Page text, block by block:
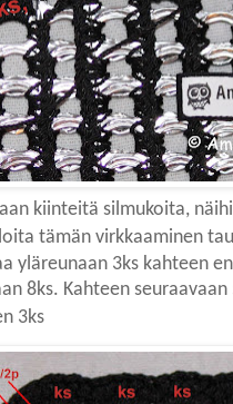
kiinteitä silmukoita,
tämän virkkaaminen
yläreunaan 3ks kahteen
8ks. Kahteen seuraavaan
3ks